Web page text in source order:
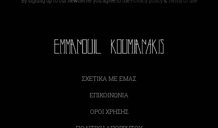
ΣΧΕΤΙΚΆ ΜΕ ΕΜΆΣ
ΕΠΙΚΟΙΝΩΝΊΑ
ΌΡΟΙ ΧΡΉΣΗΣ